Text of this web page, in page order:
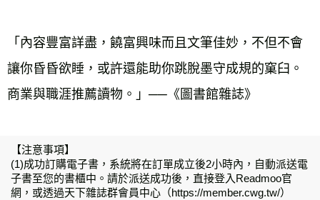
「內容豐富詳盡，饒富興味而且文筆佳妙，不但不會
讓你昏昏欲睡，或許還能助你跳脫墨守成規的窠臼。
商業與職涯推薦讀物。」──《圖書館雜誌》
【注意事項】
(1)成功訂購電子書，系統將在訂單成立後2小時內，自動派送電
子書至您的書櫃中。請於派送成功後，直接登入Readmoo官
網，或透過天下雜誌群會員中心（https://member.cwg.tw/）